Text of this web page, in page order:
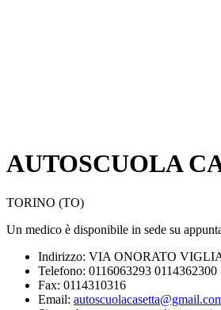
AUTOSCUOLA
TORINO (TO)
Un medico è disponibile in sede su
Indirizzo: VIA ONORATO
Telefono: 0116063293 0114362300
Fax: 0114310316
Email: